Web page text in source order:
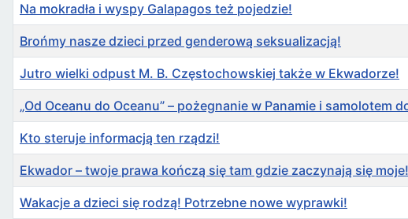
Na mokradła i wyspy Galapagos też pojedzie!
Brońmy nasze dzieci przed genderową seksualizacją!
Jutro wielki odpust M. B. Częstochowskiej także w Ekwadorze!
„Od Oceanu do Oceanu” – pożegnanie w Panamie i samolotem
Kto steruje informacją ten rządzi!
Ekwador – twoje prawa kończą się tam gdzie zaczynają się moje!
Wakacje a dzieci się rodzą! Potrzebne nowe wyprawki!